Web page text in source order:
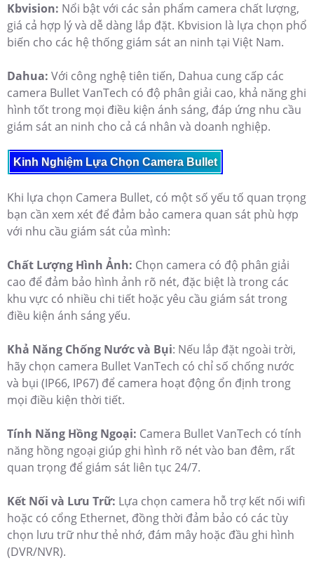
Kbvision: Nổi bật với các sản phẩm camera chất lượng,
giá cả hợp lý và dễ dàng lắp đặt. Kbvision là lựa chọn phổ
biến cho các hệ thống giám sát an ninh tại Việt Nam.
Dahua: Với công nghệ tiên tiến, Dahua cung cấp các
camera Bullet VanTech có độ phân giải cao, khả năng ghi
hình tốt trong mọi điều kiện ánh sáng, đáp ứng nhu cầu
giám sát an ninh cho cả cá nhân và doanh nghiệp.
Kinh Nghiệm Lựa Chọn Camera Bullet
Khi lựa chọn Camera Bullet, có một số yếu tố quan trọng
bạn cần xem xét để đảm bảo camera quan sát phù hợp
với nhu cầu giám sát của mình:
Chất Lượng Hình Ảnh: Chọn camera có độ phân giải
cao để đảm bảo hình ảnh rõ nét, đặc biệt là trong các
khu vực có nhiều chi tiết hoặc yêu cầu giám sát trong
điều kiện ánh sáng yếu.
Khả Năng Chống Nước và Bụi: Nếu lắp đặt ngoài trời,
hãy chọn camera Bullet VanTech có chỉ số chống nước
và bụi (IP66, IP67) để camera hoạt động ổn định trong
mọi điều kiện thời tiết.
Tính Năng Hồng Ngoại: Camera Bullet VanTech có tính
năng hồng ngoại giúp ghi hình rõ nét vào ban đêm, rất
quan trọng để giám sát liên tục 24/7.
Kết Nối và Lưu Trữ: Lựa chọn camera hỗ trợ kết nối wifi
hoặc có cổng Ethernet, đồng thời đảm bảo có các tùy
chọn lưu trữ như thẻ nhớ, đám mây hoặc đầu ghi hình
(DVR/NVR).